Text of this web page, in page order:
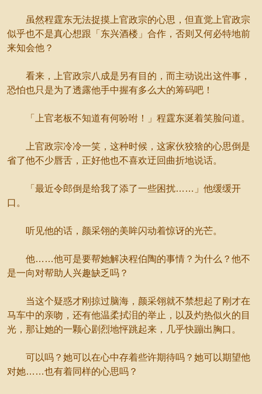
虽然程霆东无法捉摸上官政宗的心思，但直觉上官政宗
似乎也不是真心想跟「东兴酒楼」合作，否则又何必特地前
来知会他？
看来，上官政宗八成是另有目的，而主动说出这件事，
恐怕也只是为了透露他手中握有多么大的筹码吧！
「上官老板不知道有何吩咐！」程霆东涎着笑脸问道。
上官政宗冷冷一笑，这种时候，这家伙狡猞的心思倒是
省了他不少唇舌，正好他也不喜欢迂回曲折地说话。
「最近令郎倒是给我了添了一些困扰……」他缓缓开
口。
听见他的话，颜采翎的美眸闪动着惊讶的光芒。
他……他可是要帮她解决程伯陶的事情？为什么？他不
是一向对帮助人兴趣缺乏吗？
当这个疑惑才刚掠过脑海，颜采翎就不禁想起了刚才在
马车中的亲吻，还有他温柔拭泪的举止，以及灼热似火的目
光，那让她的一颗心剧烈地怦跳起来，几乎快蹦出胸口。
可以吗？她可以在心中存着些许期待吗？她可以期望他
对她……也有着同样的心思吗？